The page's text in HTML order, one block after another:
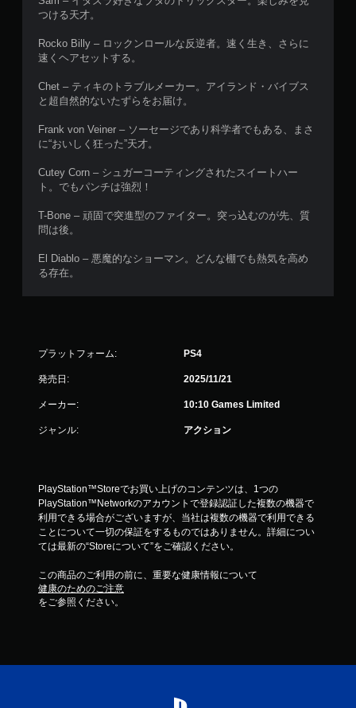
つける天才。
Rocko Billy – ロックンロールな反逆者。速く生き、さらに
速くヘアセットする。
Chet – ティキのトラブルメーカー。アイランド・バイブス
と超自然的ないたずらをお届け。
Frank von Veiner – ソーセージであり科学者でもある、まさ
に“おいしく狂った”天才。
Cutey Corn – シュガーコーティングされたスイートハー
ト。でもパンチは強烈！
T-Bone – 頑固で突進型のファイター。突っ込むのが先、質
問は後。
El Diablo – 悪魔的なショーマン。どんな棚でも熱気を高め
る存在。
プラットフォーム: PS4
発売日: 2025/11/21
メーカー: 10:10 Games Limited
ジャンル: アクション
PlayStation™Storeでお買い上げのコンテンツは、1つの
PlayStation™Networkのアカウントで登録認証した複数の機器で
利用できる場合がございますが、当社は複数の機器で利用できる
ことについて一切の保証をするものではありません。詳細につい
ては最新の“Storeについて”をご確認ください。
この商品のご利用の前に、重要な健康情報について
健康のためのご注意
をご参照ください。